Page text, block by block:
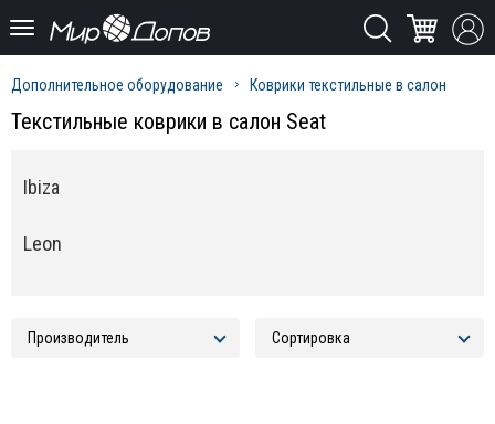
Дополнительное оборудование Коврики текстильные в салон
Текстильные коврики в салон Seat
Ibiza
Leon